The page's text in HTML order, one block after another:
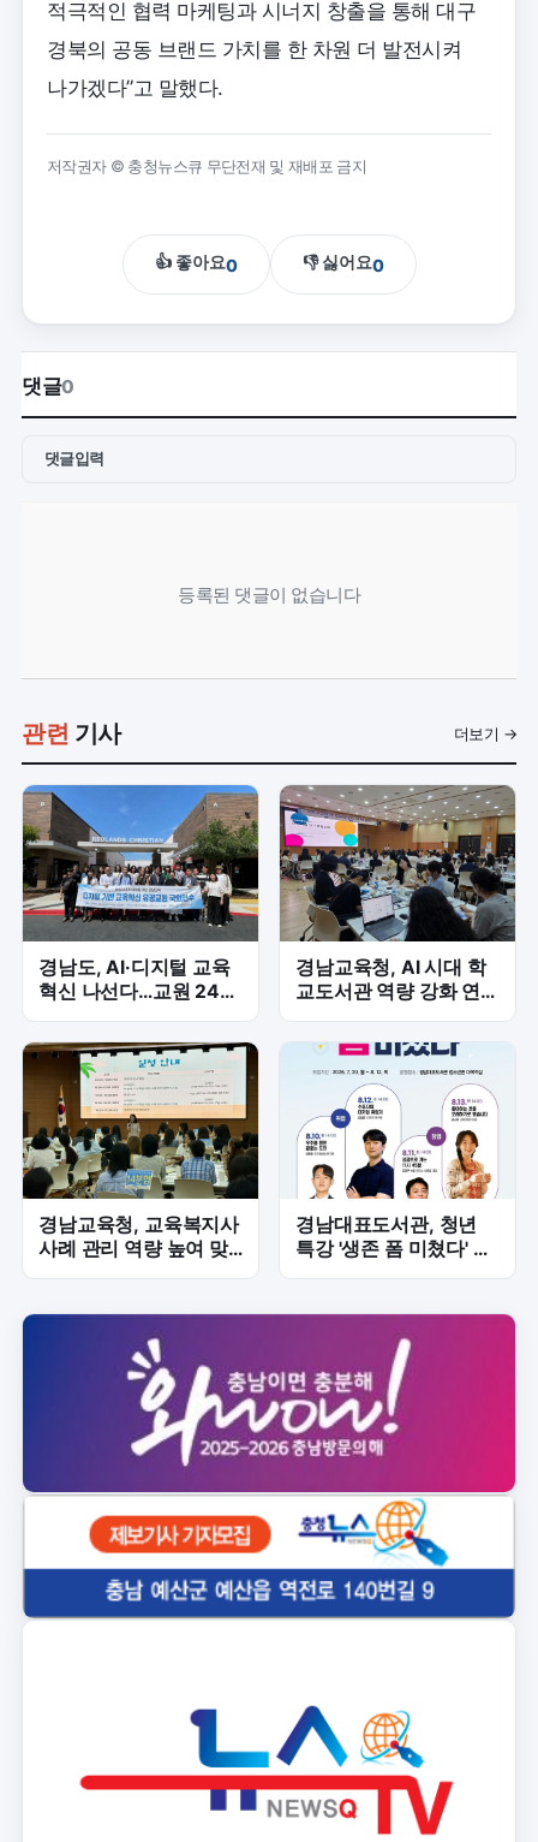
적극적인 협력 마케팅과 시너지 창출을 통해 대구
경북의 공동 브랜드 가치를 한 차원 더 발전시켜
나가겠다”고 말했다.
저작권자 © 충청뉴스큐 무단전재 및 재배포 금지
👍 좋아요0 👎 싫어요0
댓글0
댓글입력
등록된 댓글이 없습니다
관련 기사 더보기 →
경남도, AI·디지털 교육
혁신 나선다…교원 24명
미국 연수 '본격화'
경남교육청, AI 시대 학
교도서관 역량 강화 연수
본격화
경남교육청, 교육복지사
사례 관리 역량 높여 맞
춤형 교육복지 강화
경남대표도서관, 청년
특강 '생존 폼 미쳤다' 4
일간 개최